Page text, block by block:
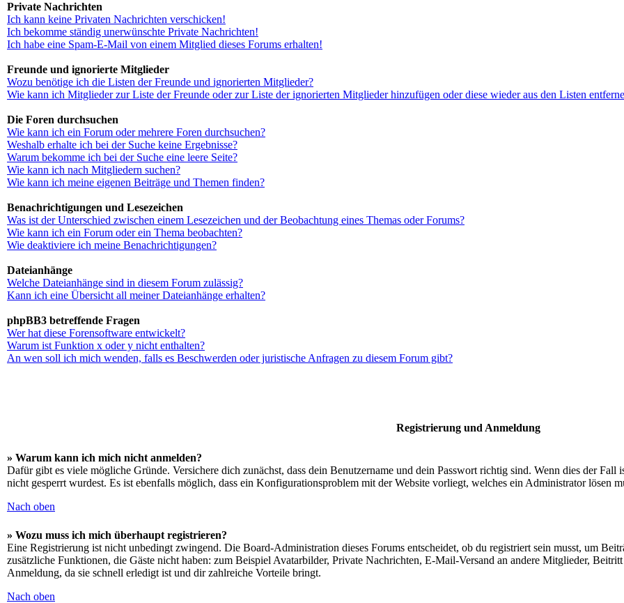
Private Nachrichten
Ich kann keine Privaten Nachrichten verschicken!
Ich bekomme ständig unerwünschte Private Nachrichten!
Ich habe eine Spam-E-Mail von einem Mitglied dieses Forums erhalten!
Freunde und ignorierte Mitglieder
Wozu benötige ich die Listen der Freunde und ignorierten Mitglieder?
Wie kann ich Mitglieder zur Liste der Freunde oder zur Liste der ignorierten Mitglieder hinzufügen oder diese wieder aus den Listen
Die Foren durchsuchen
Wie kann ich ein Forum oder mehrere Foren durchsuchen?
Weshalb erhalte ich bei der Suche keine Ergebnisse?
Warum bekomme ich bei der Suche eine leere Seite?
Wie kann ich nach Mitgliedern suchen?
Wie kann ich meine eigenen Beiträge und Themen finden?
Benachrichtigungen und Lesezeichen
Was ist der Unterschied zwischen einem Lesezeichen und der Beobachtung eines Themas oder Forums?
Wie kann ich ein Forum oder ein Thema beobachten?
Wie deaktiviere ich meine Benachrichtigungen?
Dateianhänge
Welche Dateianhänge sind in diesem Forum zulässig?
Kann ich eine Übersicht all meiner Dateianhänge erhalten?
phpBB3 betreffende Fragen
Wer hat diese Forensoftware entwickelt?
Warum ist Funktion x oder y nicht enthalten?
An wen soll ich mich wenden, falls es Beschwerden oder juristische Anfragen zu diesem Forum gibt?
Registrierung und Anmeldung
» Warum kann ich mich nicht anmelden?
Dafür gibt es viele mögliche Gründe. Versichere dich zunächst, dass dein Benutzername und dein Passwort richtig sind. Wenn dies der
nicht gesperrt wurdest. Es ist ebenfalls möglich, dass ein Konfigurationsproblem mit der Website vorliegt, welches ein Administrator lösen
Nach oben
» Wozu muss ich mich überhaupt registrieren?
Eine Registrierung ist nicht unbedingt zwingend. Die Board-Administration dieses Forums entscheidet, ob du registriert sein musst, um
zusätzliche Funktionen, die Gäste nicht haben: zum Beispiel Avatarbilder, Private Nachrichten, E-Mail-Versand an andere Mitglieder,
Anmeldung, da sie schnell erledigt ist und dir zahlreiche Vorteile bringt.
Nach oben